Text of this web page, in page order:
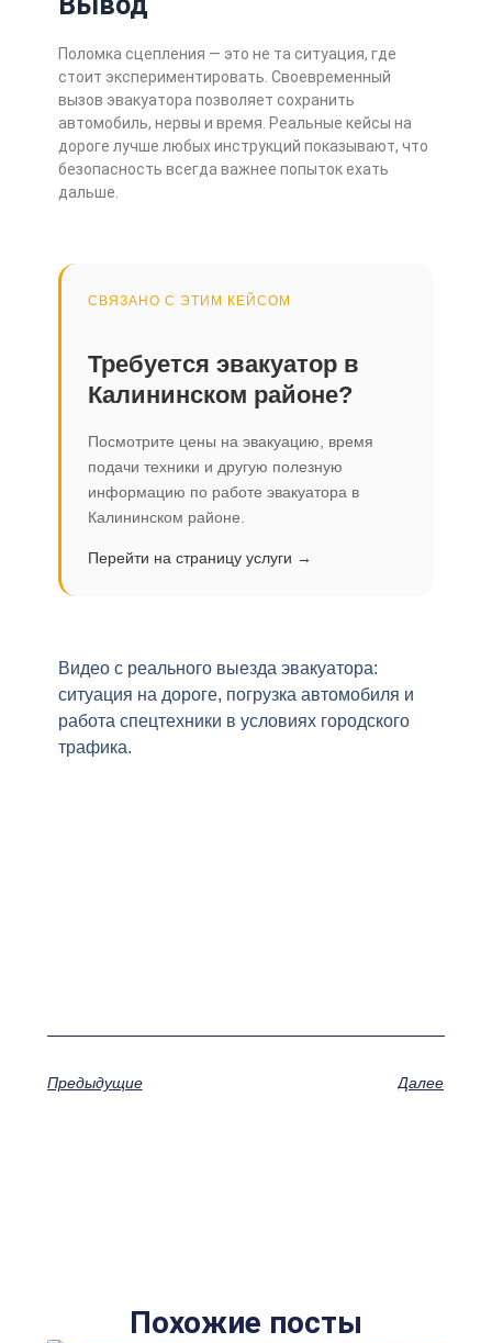
Поломка сцепления — это не та ситуация, где
стоит экспериментировать. Своевременный
вызов эвакуатора позволяет сохранить
автомобиль, нервы и время. Реальные кейсы на
дороге лучше любых инструкций показывают, что
безопасность всегда важнее попыток ехать
дальше.
СВЯЗАНО С ЭТИМ КЕЙСОМ
Требуется эвакуатор в
Калининском районе?
Посмотрите цены на эвакуацию, время
подачи техники и другую полезную
информацию по работе эвакуатора в
Калининском районе.
Перейти на страницу услуги →
Видео с реального выезда эвакуатора:
ситуация на дороге, погрузка автомобиля и
работа спецтехники в условиях городского
трафика.
Предыдущие Далее
Похожие посты